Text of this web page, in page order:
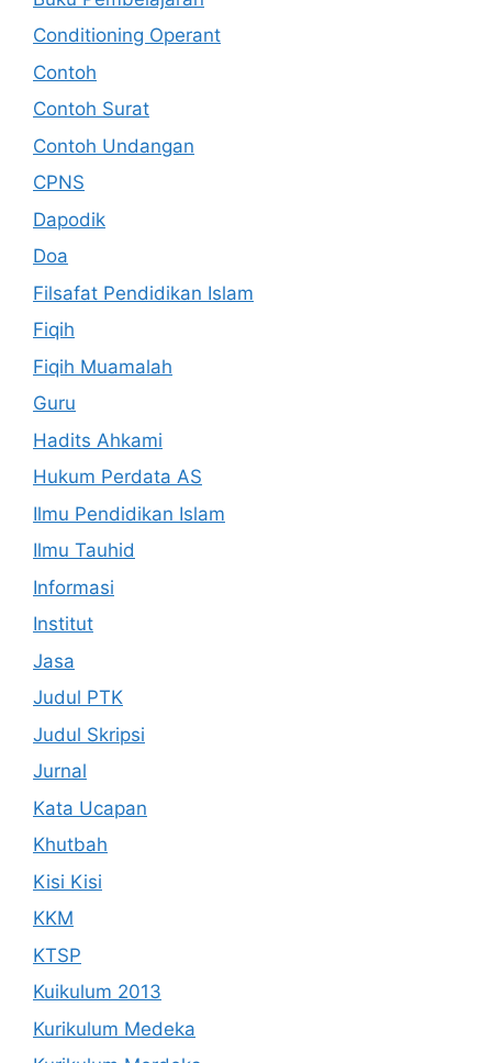
Conditioning Operant
Contoh
Contoh Surat
Contoh Undangan
CPNS
Dapodik
Doa
Filsafat Pendidikan Islam
Fiqih
Fiqih Muamalah
Guru
Hadits Ahkami
Hukum Perdata AS
Ilmu Pendidikan Islam
Ilmu Tauhid
Informasi
Institut
Jasa
Judul PTK
Judul Skripsi
Jurnal
Kata Ucapan
Khutbah
Kisi Kisi
KKM
KTSP
Kuikulum 2013
Kurikulum Medeka